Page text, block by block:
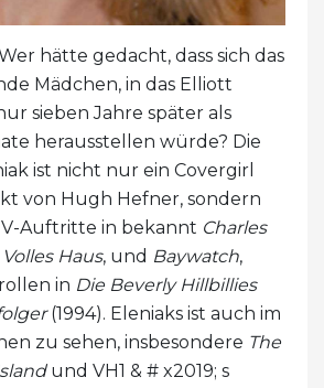
hätte gedacht, dass sich das
Mädchen, in das Elliott
sieben Jahre später als
herausstellen würde? Die
ist nicht nur ein Covergirl
von Hugh Hefner, sondern
Auftritte in bekannt Charles
Volles Haus, und Baywatch,
in Die Beverly Hillbillies
(1994). Eleniaks ist auch im
zu sehen, insbesondere The
und VH1 & # x2019; s